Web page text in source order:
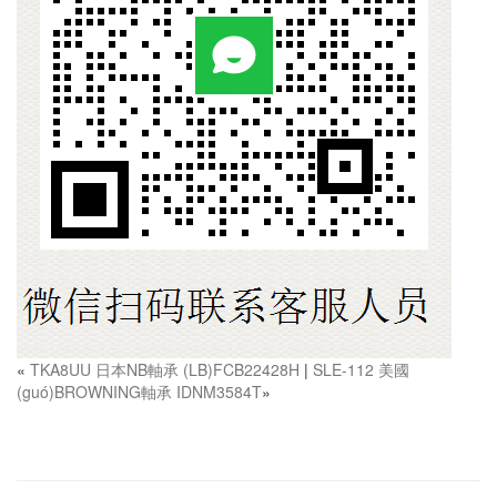
« TKA8UU 日本NB軸承 (LB)FCB22428H | SLE-112 美國
(guó)BROWNING軸承 IDNM3584T»